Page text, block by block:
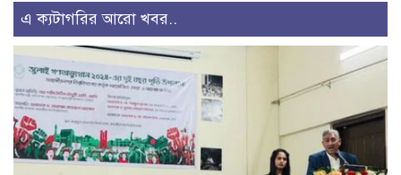
এ ক্যটাগরির আরো খবর..